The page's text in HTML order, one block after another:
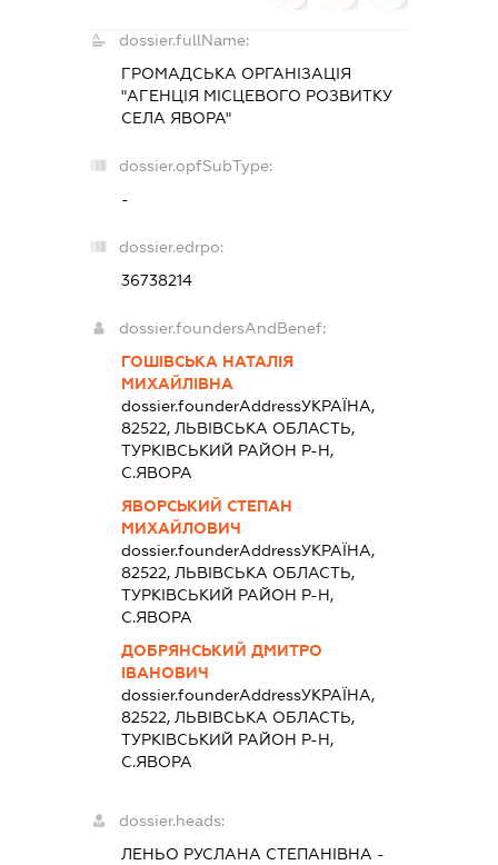
dossier.fullName:
ГРОМАДСЬКА ОРГАНІЗАЦІЯ
"АГЕНЦІЯ МІСЦЕВОГО РОЗВИТКУ
СЕЛА ЯВОРА"
dossier.opfSubType:
-
dossier.edrpo:
36738214
dossier.foundersAndBenef:
ГОШІВСЬКА НАТАЛІЯ
МИХАЙЛІВНА
dossier.founderAddressУКРАЇНА,
82522, ЛЬВIВСЬКА ОБЛАСТЬ,
ТУРКIВСЬКИЙ РАЙОН Р-Н,
С.ЯВОРА
ЯВОРСЬКИЙ СТЕПАН
МИХАЙЛОВИЧ
dossier.founderAddressУКРАЇНА,
82522, ЛЬВIВСЬКА ОБЛАСТЬ,
ТУРКIВСЬКИЙ РАЙОН Р-Н,
С.ЯВОРА
ДОБРЯНСЬКИЙ ДМИТРО
ІВАНОВИЧ
dossier.founderAddressУКРАЇНА,
82522, ЛЬВIВСЬКА ОБЛАСТЬ,
ТУРКIВСЬКИЙ РАЙОН Р-Н,
С.ЯВОРА
dossier.heads:
ЛЕНЬО РУСЛАНА СТЕПАНІВНА -